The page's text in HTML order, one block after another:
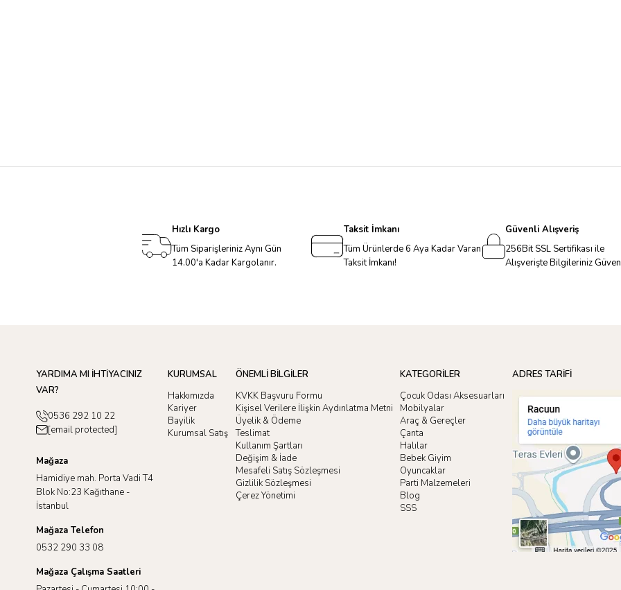
Hızlı Kargo
Tüm Siparişleriniz Aynı Gün
14.00'a Kadar Kargolanır.
Taksit İmkanı
Tüm Ürünlerde 6 Aya Kadar Varan
Taksit İmkanı!
Güvenli Alışveriş
256Bit SSL Sertifikası ile
Alışverişte Bilgileriniz
YARDIMA MI İHTİYACINIZ
VAR?
0536 292 10 22
[email protected]
Mağaza
Hamidiye mah. Porta Vadi T4
Blok No:23 Kağıthane -
İstanbul
Mağaza Telefon
0532 290 33 08
Mağaza Çalışma Saatleri
KURUMSAL
Hakkımızda
Kariyer
Bayilik
Kurumsal Satış
ÖNEMLİ BİLGİLER
KVKK Başvuru Formu
Kişisel Verilere İlişkin Aydınlatma Metni
Üyelik & Ödeme
Teslimat
Kullanım Şartları
Değişim & İade
Mesafeli Satış Sözleşmesi
Gizlilik Sözleşmesi
Çerez Yönetimi
KATEGORİLER
Çocuk Odası Aksesuarları
Mobilyalar
Araç & Gereçler
Çanta
Halılar
Bebek Giyim
Oyuncaklar
Parti Malzemeleri
Blog
SSS
ADRES TARİFİ